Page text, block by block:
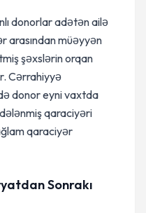
donorlar adətən ailə
arasından müəyyən
şəxslərin orqan
Cərrahiyyə
donor eyni vaxtda
qaraciyəri
qaraciyər
Sonrakı